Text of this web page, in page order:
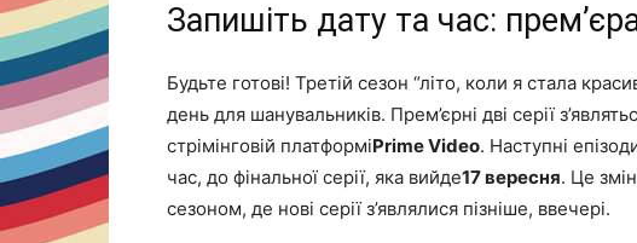
Запишіть дату та час:
Будьте готові! Третій сезон “літо, коли я стала
день для шанувальників. Прем’єрні дві серії
стрімінговій платформіPrime Video. Наступні
час, до фінальної серії, яка вийде17 вересня. Це
сезоном, де нові серії з’являлися пізніше, ввечері.